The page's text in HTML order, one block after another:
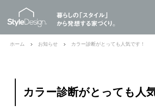
ホーム お知らせ カラー診断がとっても人気です！
カラー診断がとっても人